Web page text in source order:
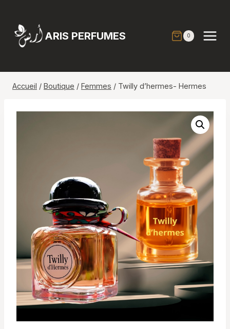
contenu
ARIS PERFUMES 0
Accueil / Boutique / Femmes / Twilly d’hermes- Hermes